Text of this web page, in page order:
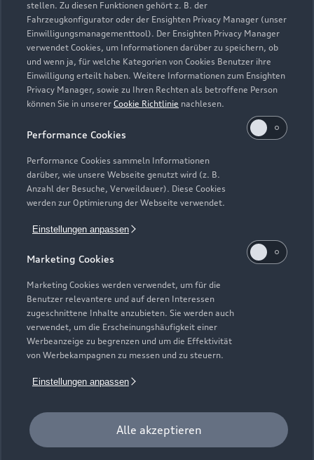
stellen. Zu diesen Funktionen gehört z. B. der
Fahrzeugkonfigurator oder der Ensighten Privacy Manager (unser
Einwilligungsmanagementtool). Der Ensighten Privacy Manager
verwendet Cookies, um Informationen darüber zu speichern, ob
und wenn ja, für welche Kategorien von Cookies Benutzer ihre
Einwilligung erteilt haben. Weitere Informationen zum Ensighten
Privacy Manager, sowie zu Ihren Rechten als betroffene Person
können Sie in unserer Cookie Richtlinie nachlesen.
Performance Cookies
Performance Cookies sammeln Informationen
darüber, wie unsere Webseite genutzt wird (z. B.
Anzahl der Besuche, Verweildauer). Diese Cookies
werden zur Optimierung der Webseite verwendet.
Einstellungen anpassen
Marketing Cookies
Marketing Cookies werden verwendet, um für die
Benutzer relevantere und auf deren Interessen
zugeschnittene Inhalte anzubieten. Sie werden auch
verwendet, um die Erscheinungshäufigkeit einer
Werbeanzeige zu begrenzen und um die Effektivität
von Werbekampagnen zu messen und zu steuern.
Einstellungen anpassen
Alle akzeptieren
Mietfahrzeuge mit einer Audi Anschlussgarantie bis zu einem
Fahrzeugalter von 24 Monaten und 30.000 km
Gesamtfahrleistung (Stichtag: Datum der Ummeldung auf den
neuen Gebrauchtwagenkunden). Für private und gewerbliche
Einzelabnehmer sowie ausge wählte Sonderabnehmer.
Junge Gebrauchtwagen sind ehemalige Audi Mietfahrzeuge
(AMF) oder Audi Werksdienstwagen (WDW) der AUDI AG mit
einem Fahrzeugalter von max. 24 Monaten nach
werden. Ausgenommen hiervon sind händlereigene
Mietfahrzeuge der Marke Audi, die in der Erstverwendung über
externe Mietwagengesellschaften wie bspw. EURO-Leasing
unter https://www.audi.de/junge-gebrauchtwagen.
Audi Anschlussgarantie bereits enthalten in Audi
Werksdienstwagen und Audi Mietfahrzeugen gemäß
Bedingungen der AUDI AG, Ingolstadt.
Versicherungsleistungen werden durch den Audi
VersicherungsService, Zweigniederlassung der Volkswagen
Versicherungsdienst GmbH, Gifhorner Str. 57, 38112
Braunschweig, vermittelt und von der Volkswagen
als Risikoträger erbracht. Gültig für Privatkunden und
gewerbliche Einzelabnehmer, die einen Pkw (ohne Vermietung)
zulassen. In Kombination mit Leasing nur für Privatkunden